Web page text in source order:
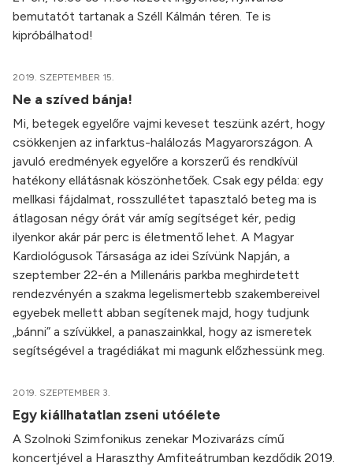
bemutatót tartanak a Széll Kálmán téren. Te is
kipróbálhatod!
2019. SZEPTEMBER 15.
Ne a szíved bánja!
Mi, betegek egyelőre vajmi keveset teszünk azért, hogy
csökkenjen az infarktus-halálozás Magyarországon. A
javuló eredmények egyelőre a korszerű és rendkívül
hatékony ellátásnak köszönhetőek. Csak egy példa: egy
mellkasi fájdalmat, rosszullétet tapasztaló beteg ma is
átlagosan négy órát vár amíg segítséget kér, pedig
ilyenkor akár pár perc is életmentő lehet. A Magyar
Kardiológusok Társasága az idei Szívünk Napján, a
szeptember 22-én a Millenáris parkba meghirdetett
rendezvényén a szakma legelismertebb szakembereivel
egyebek mellett abban segítenek majd, hogy tudjunk
„bánni” a szívükkel, a panaszainkkal, hogy az ismeretek
segítségével a tragédiákat mi magunk előzhessünk meg.
2019. SZEPTEMBER 3.
Egy kiállhatatlan zseni utóélete
A Szolnoki Szimfonikus zenekar Mozivarázs című
koncertjével a Haraszthy Amfiteátrumban kezdődik 2019.